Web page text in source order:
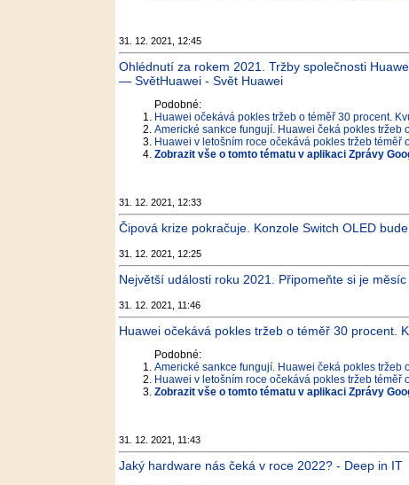
31. 12. 2021, 12:45
Ohlédnutí za rokem 2021. Tržby společnosti
— SvětHuawei - Svět Huawei
Podobné:
Huawei očekává pokles tržeb o téměř 30 procent.
Americké sankce fungují. Huawei čeká pokles tržeb
Huawei v letošním roce očekává pokles tržeb téměř
Zobrazit vše o tomto tématu v aplikaci Zprávy
31. 12. 2021, 12:33
Čipová krize pokračuje. Konzole Switch OLED
31. 12. 2021, 12:25
Největší události roku 2021. Připomeňte si je
31. 12. 2021, 11:46
Huawei očekává pokles tržeb o téměř 30 procent.
Podobné:
Americké sankce fungují. Huawei čeká pokles tržeb
Huawei v letošním roce očekává pokles tržeb téměř
Zobrazit vše o tomto tématu v aplikaci Zprávy
31. 12. 2021, 11:43
Jaký hardware nás čeká v roce 2022? - Deep in IT